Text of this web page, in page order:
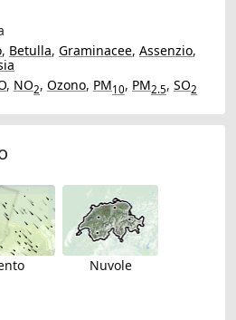
, Betulla, Graminacee, Assenzio,
, NO2, Ozono, PM10, PM2.5, SO2
Nuvole